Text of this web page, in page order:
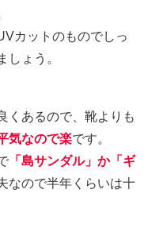
カットのものでしっ
しょう。
くあるので、靴よりも
気なので楽です。
「島サンダル」か「ギ
なので半年くらいは十